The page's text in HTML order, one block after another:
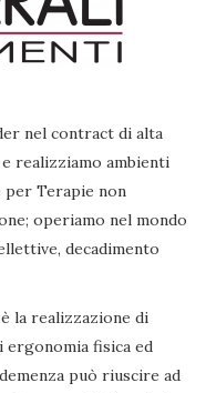
nel contract di alta
realizziamo ambienti
Terapie non
operiamo nel mondo
decadimento
la realizzazione di
fisica ed
può riuscire ad